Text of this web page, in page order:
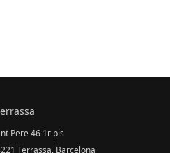
Pere 46 1r pis
Terrassa, Barcelona